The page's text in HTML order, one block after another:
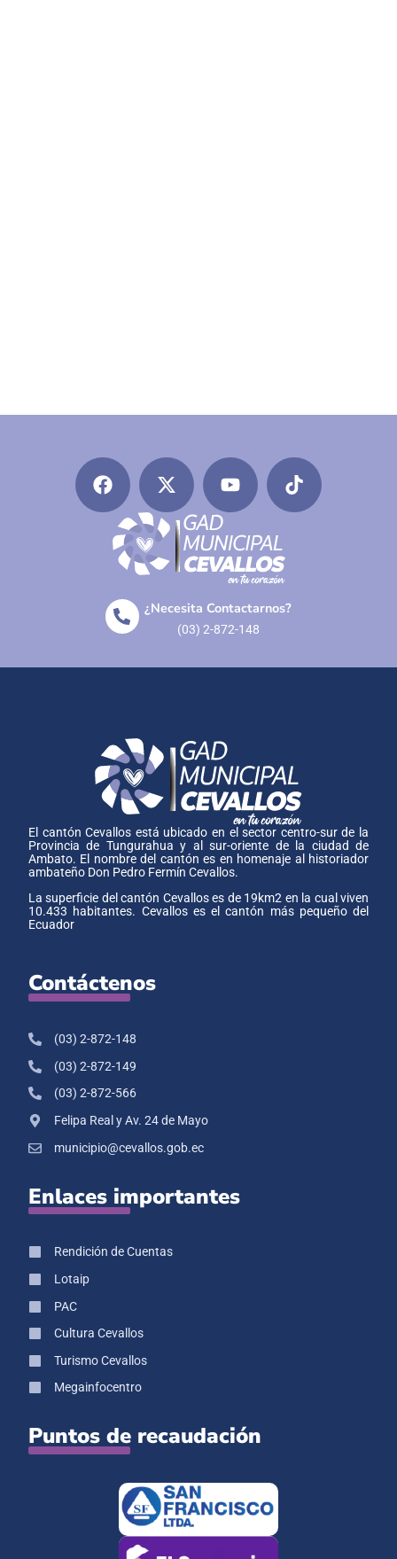
¿Necesita Contactarnos?
(03) 2-872-148
El cantón Cevallos está ubicado en el sector centro-sur de la
Provincia de Tungurahua y al sur-oriente de la ciudad de
Ambato. El nombre del cantón es en homenaje al historiador
ambateño Don Pedro Fermín Cevallos.
La superficie del cantón Cevallos es de 19km2 en la cual viven
10.433 habitantes. Cevallos es el cantón más pequeño del
Ecuador
Contáctenos
(03) 2-872-148
(03) 2-872-149
(03) 2-872-566
Felipa Real y Av. 24 de Mayo
municipio@cevallos.gob.ec
Enlaces importantes
Rendición de Cuentas
Lotaip
PAC
Cultura Cevallos
Turismo Cevallos
Megainfocentro
Puntos de recaudación